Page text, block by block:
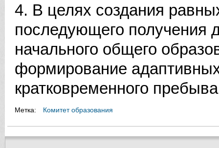
4. В целях создания
последующего получения
начального общего
формирование
кратковременного
Метка: Комитет образования